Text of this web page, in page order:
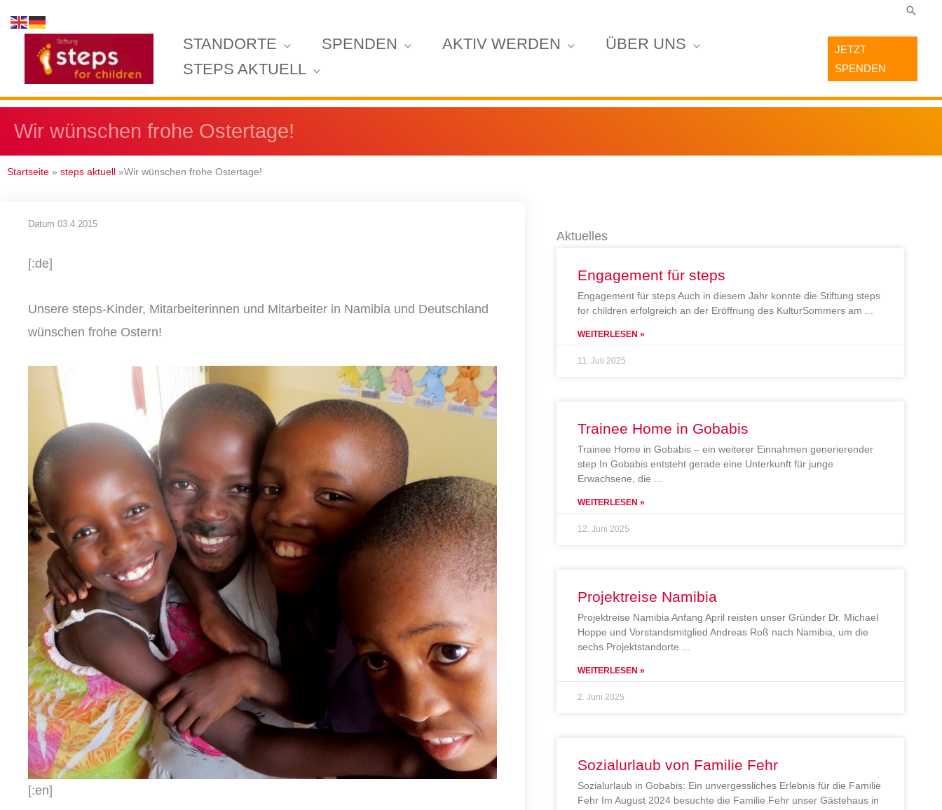
Inhalt
springen
STANDORTE SPENDEN AKTIV WERDEN
ÜBER UNS
STEPS AKTUELL
JETZT
SPENDEN
Wir wünschen frohe Ostertage!
Startseite » steps aktuell »Wir wünschen frohe Ostertage!
Datum 03.4.2015
[:de]
Unsere steps-Kinder, Mitarbeiterinnen und Mitarbeiter in Namibia und Deutschland
wünschen frohe Ostern!
[:en]
Aktuelles
Engagement für steps
Engagement für steps Auch in diesem Jahr konnte die Stiftung steps
for children erfolgreich an der Eröffnung des KulturSommers am
WEITERLESEN »
11. Juli 2025
Trainee Home in Gobabis
Trainee Home in Gobabis – ein weiterer Einnahmen generierender
step In Gobabis entsteht gerade eine Unterkunft für junge
Erwachsene, die
WEITERLESEN »
12. Juni 2025
Projektreise Namibia
Projektreise Namibia Anfang April reisten unser Gründer Dr. Michael
Hoppe und Vorstandsmitglied Andreas Roß nach Namibia, um die
sechs Projektstandorte
WEITERLESEN »
2. Juni 2025
Sozialurlaub von Familie Fehr
Sozialurlaub in Gobabis: Ein unvergessliches Erlebnis für die Familie
Fehr Im August 2024 besuchte die Familie Fehr unser Gästehaus in